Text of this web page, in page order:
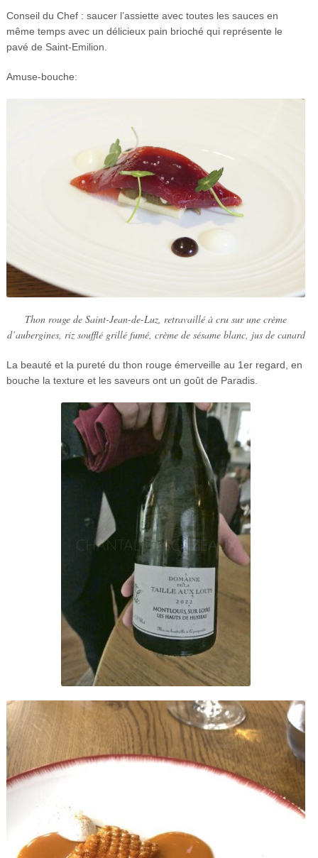
Conseil du Chef : saucer l’assiette avec toutes les sauces en
même temps avec un délicieux pain brioché qui représente le
pavé de Saint-Emilion.
Amuse-bouche:
Thon rouge de Saint-Jean-de-Luz, retravaillé à cru sur une crème
d’aubergines, riz soufflé grillé fumé, crème de sésame blanc, jus de canard
La beauté et la pureté du thon rouge émerveille au 1er regard, en
bouche la texture et les saveurs ont un goût de Paradis.